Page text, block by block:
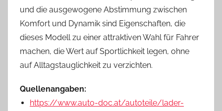
und die ausgewogene Abstimmung zwischen
Komfort und Dynamik sind Eigenschaften, die
dieses Modell zu einer attraktiven Wahl für Fahrer
machen, die Wert auf Sportlichkeit legen, ohne
auf Alltagstauglichkeit zu verzichten.
Quellenangaben:
https://www.auto-doc.at/autoteile/lader-